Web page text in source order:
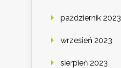
październik 2023
wrzesień 2023
sierpień 2023